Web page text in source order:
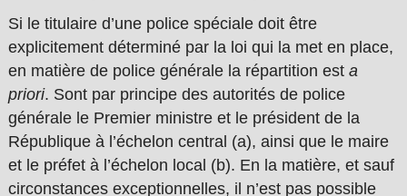
Si le titulaire d’une police spéciale doit être
explicitement déterminé par la loi qui la met en place,
en matière de police générale la répartition est a
priori. Sont par principe des autorités de police
générale le Premier ministre et le président de la
République à l’échelon central (a), ainsi que le maire
et le préfet à l’échelon local (b). En la matière, et sauf
circonstances exceptionnelles, il n’est pas possible